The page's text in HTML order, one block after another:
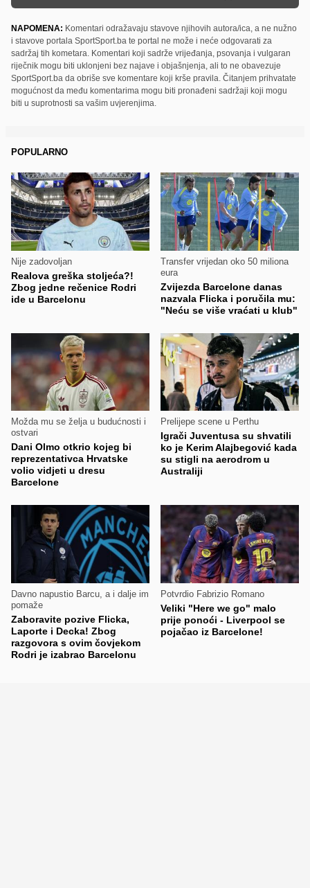
NAPOMENA: Komentari odražavaju stavove njihovih autora/ica, a ne nužno
i stavove portala SportSport.ba te portal ne može i neće odgovarati za
sadržaj tih kometara. Komentari koji sadrže vrijeđanja, psovanja i vulgaran
riječnik mogu biti uklonjeni bez najave i objašnjenja, ali to ne obavezuje
SportSport.ba da obriše sve komentare koji krše pravila. Čitanjem prihvatate
mogućnost da među komentarima mogu biti pronađeni sadržaji koji mogu
biti u suprotnosti sa vašim uvjerenjima.
POPULARNO
Nije zadovoljan
Realova greška stoljeća?!
Zbog jedne rečenice Rodri
ide u Barcelonu
Transfer vrijedan oko 50 miliona
eura
Zvijezda Barcelone danas
nazvala Flicka i poručila mu:
"Neću se više vraćati u klub"
Možda mu se želja u budućnosti i
ostvari
Dani Olmo otkrio kojeg bi
reprezentativca Hrvatske
volio vidjeti u dresu
Barcelone
Prelijepe scene u Perthu
Igrači Juventusa su shvatili
ko je Kerim Alajbegović kada
su stigli na aerodrom u
Australiji
Davno napustio Barcu, a i dalje im
pomaže
Zaboravite pozive Flicka,
Laporte i Decka! Zbog
razgovora s ovim čovjekom
Rodri je izabrao Barcelonu
Potvrdio Fabrizio Romano
Veliki "Here we go" malo
prije ponoći - Liverpool se
pojačao iz Barcelone!